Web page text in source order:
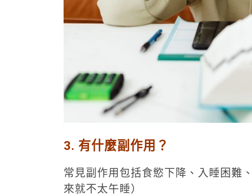
3. 有什麼副作用？
常見副作用包括食慾下降、入睡困難
來就不太午睡）